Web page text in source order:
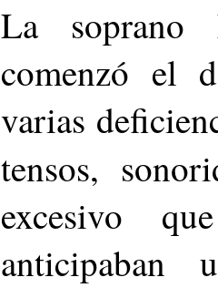
La soprano
comenzó el
varias
tensos,
excesivo
anticipaban